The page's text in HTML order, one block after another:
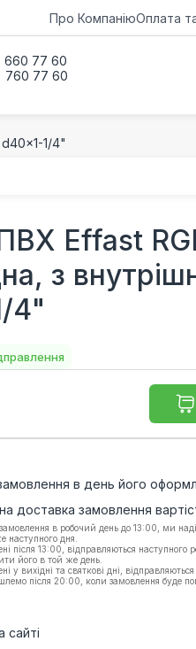
Про КомпаніюОплата
660 77 60
760 77 60
1/4"
Effast
з
4"
в день його
доставка замовлення
замовлення в робочий день до 13:00, ми
дня.
після 13:00, відправляються
його в той же день.
у вихідні та святкові дні,
після 20:00, коли замовлення буде
сайті